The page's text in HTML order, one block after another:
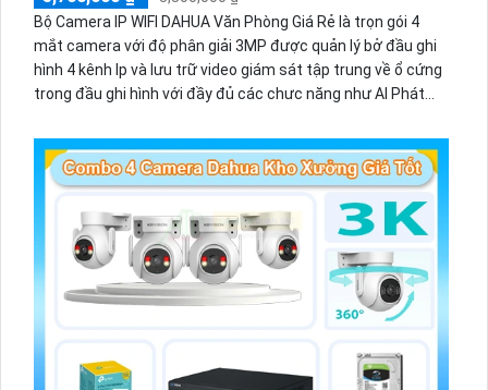
Bộ Camera IP WIFI DAHUA Văn Phòng Giá Rẻ là trọn gói 4
mắt camera với độ phân giải 3MP được quản lý bở đầu ghi
hình 4 kênh Ip và lưu trữ video giám sát tập trung về ổ cứng
trong đầu ghi hình với đầy đủ các chưc năng như AI Phát
có màu vào ban đêm